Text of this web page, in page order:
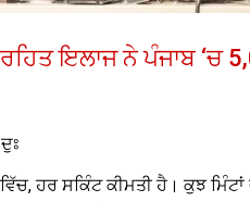
ਇਲਾਜ ਨੇ ਪੰਜਾਬ ‘ਚ
ਹਰ ਸਕਿੰਟ ਕੀਮਤੀ ਹੈ। ਕੁਝ